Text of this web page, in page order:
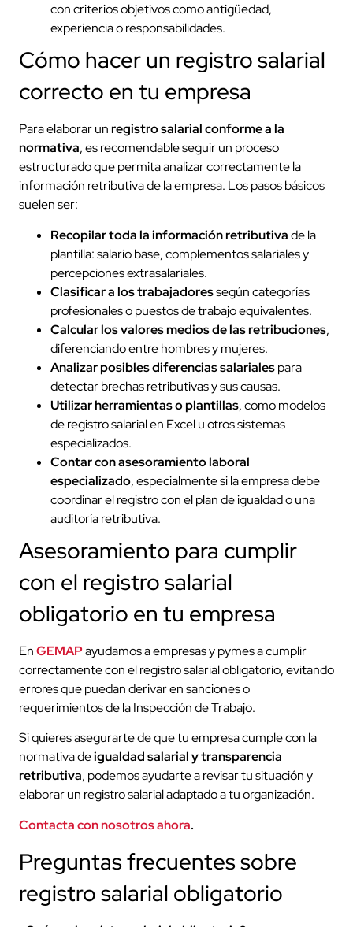
con criterios objetivos como antigüedad,
experiencia o responsabilidades.
Cómo hacer un registro salarial
correcto en tu empresa
Para elaborar unregistro salarial conforme a la
normativa, es recomendable seguir un proceso
estructurado que permita analizar correctamente la
información retributiva de la empresa. Los pasos básicos
suelen ser:
Recopilar toda la información retributivade la
plantilla: salario base, complementos salariales y
percepciones extrasalariales.
Clasificar a los trabajadoressegún categorías
profesionales o puestos de trabajo equivalentes.
Calcular los valores medios de las retribuciones,
diferenciando entre hombres y mujeres.
Analizar posibles diferencias salarialespara
detectar brechas retributivas y sus causas.
Utilizar herramientas o plantillas, como modelos
de registro salarial en Excel u otros sistemas
especializados.
Contar con asesoramiento laboral
especializado, especialmente si la empresa debe
coordinar el registro con el plan de igualdad o una
auditoría retributiva.
Asesoramiento para cumplir
con el registro salarial
obligatorio en tu empresa
EnGEMAPayudamos a empresas y pymes a cumplir
correctamente con el registro salarial obligatorio, evitando
errores que puedan derivar en sanciones o
requerimientos de la Inspección de Trabajo.
Si quieres asegurarte de que tu empresa cumple con la
normativa deigualdad salarial y transparencia
retributiva, podemos ayudarte a revisar tu situación y
elaborar un registro salarial adaptado a tu organización.
Contacta con nosotros ahora.
Preguntas frecuentes sobre
registro salarial obligatorio